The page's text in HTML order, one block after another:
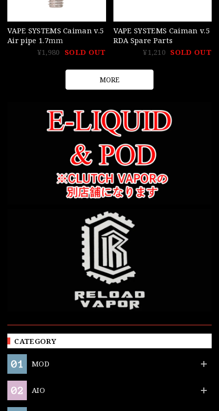
CATEGORY
MOD
AIO
VAPE SYSTEMS Caiman v.5
Air pipe 1.7ｍｍ
¥1,980 SOLD OUT
VAPE SYSTEMS Caiman v.5
RDA Spare Parts
¥1,210 SOLD OUT
MORE